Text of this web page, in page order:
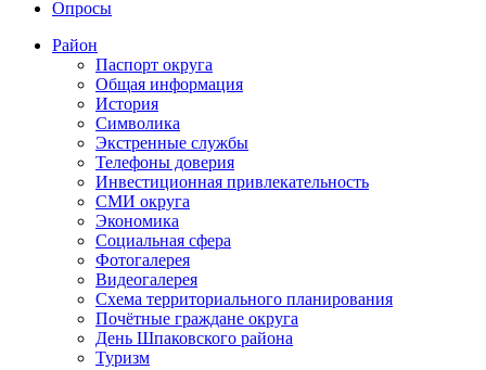
Опросы
Район
Паспорт округа
Общая информация
История
Символика
Экстренные службы
Телефоны доверия
Инвестиционная привлекательность
СМИ округа
Экономика
Социальная сфера
Фотогалерея
Видеогалерея
Схема территориального планирования
Почётные граждане округа
День Шпаковского района
Туризм